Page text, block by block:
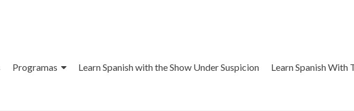
Programas Learn Spanish with the Show Under Suspicion Learn Spanish With